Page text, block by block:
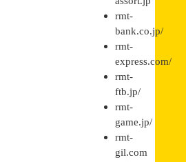
rmt-
bank.co.jp/
rmt-
express.com/
rmt-
ftb.jp/
rmt-
game.jp/
rmt-
gil.com